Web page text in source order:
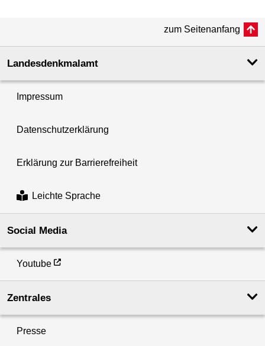
zum Seitenanfang
Landesdenkmal­amt
Impressum
Datenschutzerklärung
Erklärung zur Barrierefreiheit
Leichte Sprache
Social Media
Youtube
Zentrales
Presse